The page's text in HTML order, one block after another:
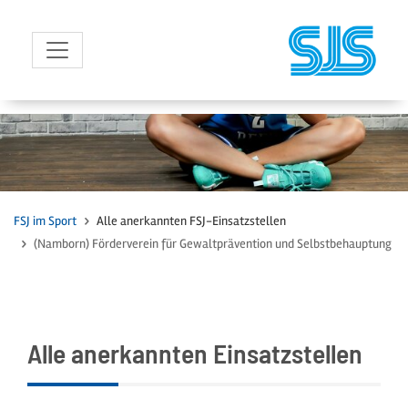
zum Inhalt
FSJ im Sport
Alle anerkannten FSJ-Einsatzstellen
(Namborn) Förderverein für Gewaltprävention und Selbstbehauptung
Alle anerkannten Einsatzstellen